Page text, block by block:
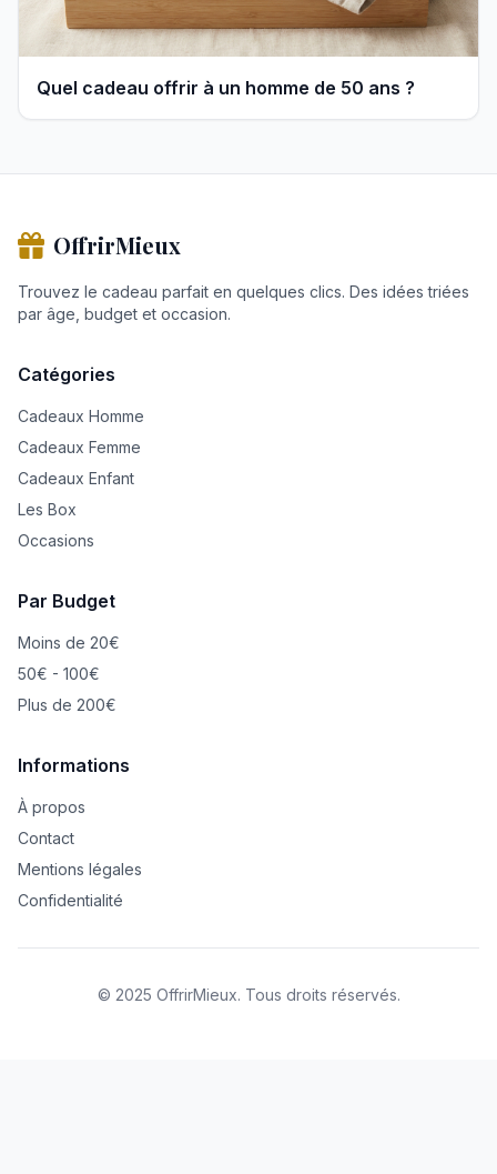
Quel cadeau offrir à un homme de 50 ans ?
OffrirMieux
Trouvez le cadeau parfait en quelques clics. Des idées triées
par âge, budget et occasion.
Catégories
Cadeaux Homme
Cadeaux Femme
Cadeaux Enfant
Les Box
Occasions
Par Budget
Moins de 20€
50€ - 100€
Plus de 200€
Informations
À propos
Contact
Mentions légales
Confidentialité
© 2025 OffrirMieux. Tous droits réservés.